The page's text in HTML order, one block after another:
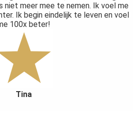
niet meer mee te nemen. Ik voel me
Ik begin eindelijk te leven en voel
100x beter!
Tina